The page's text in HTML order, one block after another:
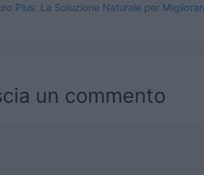
Plus: La Soluzione Naturale per
un commento